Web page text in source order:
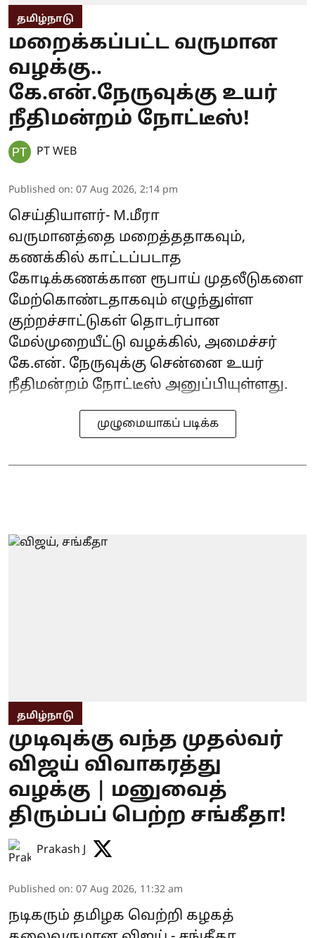
தமிழ்நாடு
மறைக்கப்பட்ட வருமான
வழக்கு..
கே.என்.நேருவுக்கு உயர்
நீதிமன்றம் நோட்டீஸ்!
PT WEB
Published on: 07 Aug 2026, 2:14 pm
செய்தியாளர்- M.மீரா
வருமானத்தை மறைத்ததாகவும்,
கணக்கில் காட்டப்படாத
கோடிக்கணக்கான ரூபாய் முதலீடுகளை
மேற்கொண்டதாகவும் எழுந்துள்ள
குற்றச்சாட்டுகள் தொடர்பான
மேல்முறையீட்டு வழக்கில், அமைச்சர்
கே.என். நேருவுக்கு சென்னை உயர்
நீதிமன்றம் நோட்டீஸ் அனுப்பியுள்ளது.
முழுமையாகப் படிக்க
தமிழ்நாடு
முடிவுக்கு வந்த முதல்வர்
விஜய் விவாகரத்து
வழக்கு | மனுவைத்
திரும்பப் பெற்ற சங்கீதா!
Prakash J
Published on: 07 Aug 2026, 11:32 am
நடிகரும் தமிழக வெற்றி கழகத்